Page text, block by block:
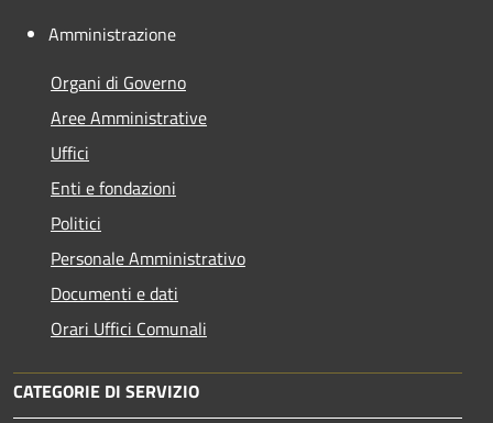
Amministrazione
Organi di Governo
Aree Amministrative
Uffici
Enti e fondazioni
Politici
Personale Amministrativo
Documenti e dati
Orari Uffici Comunali
CATEGORIE DI SERVIZIO